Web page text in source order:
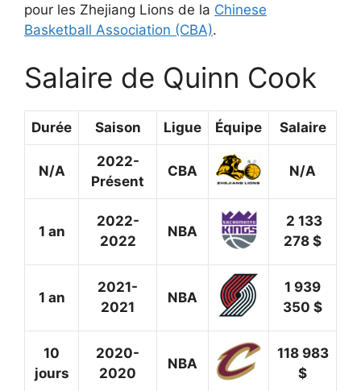
pour les Zhejiang Lions de la Chinese
Basketball Association (CBA).
Salaire de Quinn Cook
Durée Saison Ligue Équipe Salaire
N/A
2022-
Présent
CBA N/A
1 an
2022-
2022
NBA
2 133
278 $
1 an
2021-
2021
NBA
1 939
350 $
10
jours
2020-
2020
NBA
118 983
$